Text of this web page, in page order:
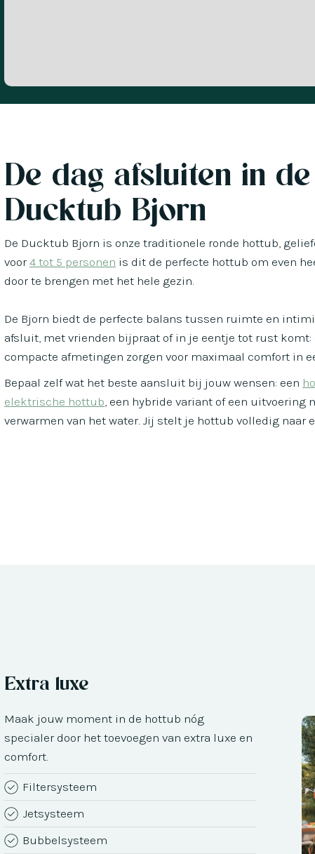
De dag afsluiten in
Ducktub Bjorn
De Ducktub Bjorn is onze traditionele ronde hottub,
voor 4 tot 5 personen is dit de perfecte hottub om even
door te brengen met het hele gezin.
De Bjorn biedt de perfecte balans tussen ruimte en
afsluit, met vrienden bijpraat of in je eentje tot rust
compacte afmetingen zorgen voor maximaal comfort in
Bepaal zelf wat het beste aansluit bij jouw wensen: een
elektrische hottub , een hybride variant of een
verwarmen van het water. Jij stelt je hottub volledig naar
Extra luxe
Maak jouw moment in de hottub nóg
specialer door het toevoegen van extra luxe en
comfort.
Filtersysteem
Jetsysteem
Bubbelsysteem